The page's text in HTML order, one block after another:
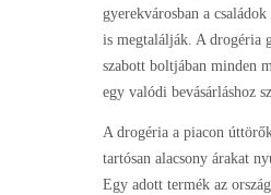
gyerekvárosban a
is megtalálják. A drogéria
szabott boltjában minden
egy valódi bevásárláshoz
A drogéria a piacon
tartósan alacsony árakat
Egy adott termék az